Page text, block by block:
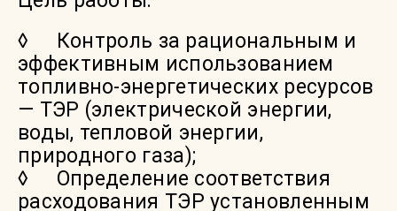
◊ Контроль за рациональным и
эффективным использованием
топливно-энергетических ресурсов
— ТЭР (электрической энергии,
воды, тепловой энергии,
природного газа);
◊ Определение соответствия
расходования ТЭР установленным